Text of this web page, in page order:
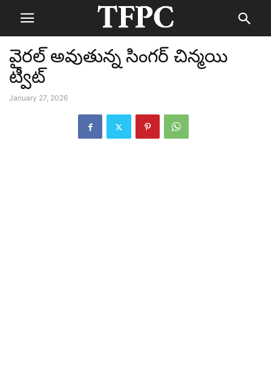
వైరల్ అవుతున్న సింగర్ చిన్మయి
ట్వీట్
January 27, 2026